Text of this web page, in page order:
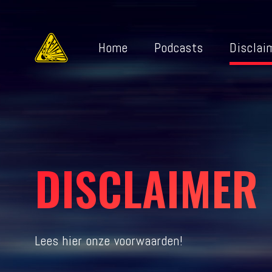
Home Podcasts
DISCLAIMER
Lees hier onze voorwaarden!